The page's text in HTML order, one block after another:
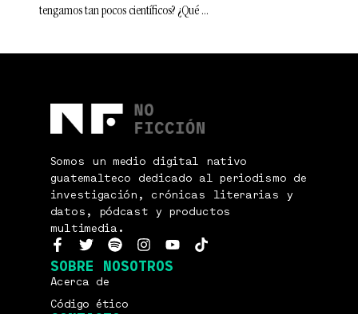
tengamos tan pocos científicos? ¿Qué
Somos un medio digital nativo
guatemalteco dedicado al periodismo de
investigación, crónicas literarias y
datos, pódcast y productos
multimedia.
SOBRE NOSOTROS
Acerca de
Código ético